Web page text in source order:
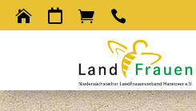
   